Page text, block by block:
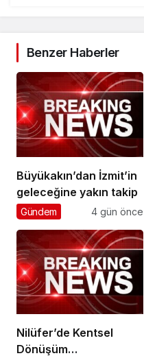
Benzer Haberler
Büyükakın’dan İzmit’in
geleceğine yakın takip
Gündem 4 gün önce
Nilüfer’de Kentsel
Dönüşüm